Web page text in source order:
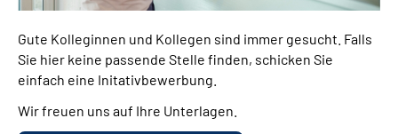
Gute Kolleginnen und Kollegen sind immer gesucht. Falls
Sie hier keine passende Stelle finden, schicken Sie
einfach eine Initativbewerbung.
Wir freuen uns auf Ihre Unterlagen.